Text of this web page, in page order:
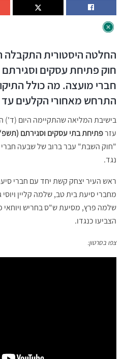
החלטה היסטורית התקבלה
חוק פתיחת עסקים
חברי מועצה. מה כולל
התרחש מאחורי הקלעים
בישיבת המליאה שהתקיימה היום (ד')
עזרפתיחתבתיעסקיםוסגירתם (תשפ
"חוק השבת" עבר ברוב של שבעה חברי
נגד.
ראש העיר יצחק קשת יחד עם חברי
מחברי סיעת בית טב, שלמה קליין
שלמה פרץ, מסיעת ש"ס בחריש ויוחאי
הצביעו כנגדו.
צפו בסרטון: